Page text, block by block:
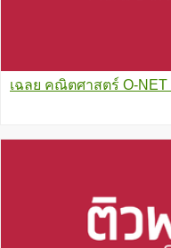
เฉลย คณิตศาสตร์ O-NET